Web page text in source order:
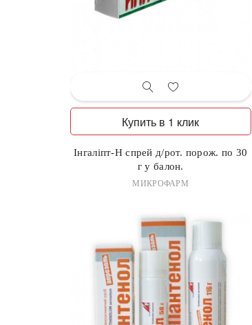
Купить в 1 клик
Інгаліпт-Н спрей д/рот. порож. по 30
г у балон.
МИКРОФАРМ